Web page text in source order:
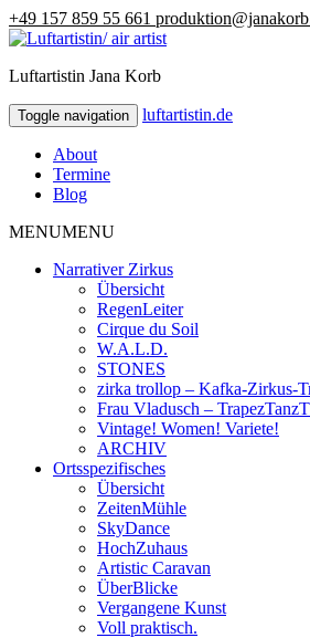
+49 157 859 55 661
luftartistin.de
Luftartistin Jana Korb
Toggle navigation luftartistin.de
About
Termine
Blog
MENUMENU
Narrativer Zirkus
Übersicht
RegenLeiter
Cirque du Soil
W.A.L.D.
STONES
zirka trollop – Kafka-Zirkus-
Frau Vladusch –
Vintage! Women! Variete!
ARCHIV
Ortsspezifisches
Übersicht
ZeitenMühle
SkyDance
HochZuhaus
Artistic Caravan
ÜberBlicke
Vergangene Kunst
Voll praktisch.